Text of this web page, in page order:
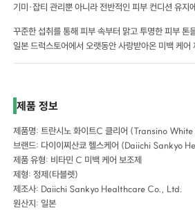
기미·잡티 관리뿐 아니라 전반적인 피부 컨디션 유지
꾸준한 섭취를 통해 피부 속부터 맑고 투명한 피부 톤
일본 드럭스토어에서 오랫동안 사랑받아온 미백 케어
제품 정보
제품명: 트란시노 화이트C 클리어 (Transino
브랜드: 다이이찌산쿄 헬스케어 (Daiichi Sankyo
제품 유형: 비타민 C 미백 케어 보조제
제형: 정제(타블렛)
제조사: Daiichi Sankyo Healthcare Co., Ltd.
원산지: 일본